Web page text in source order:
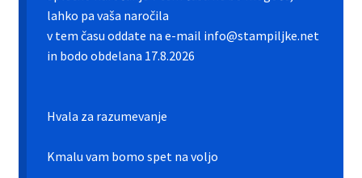
Galerija športnih vstavkov
lahko pa vaša naročila
v tem času oddate na e-mail info@stampiljke.net
in bodo obdelana 17.8.2026
Hvala za razumevanje
Kmalu vam bomo spet na voljo